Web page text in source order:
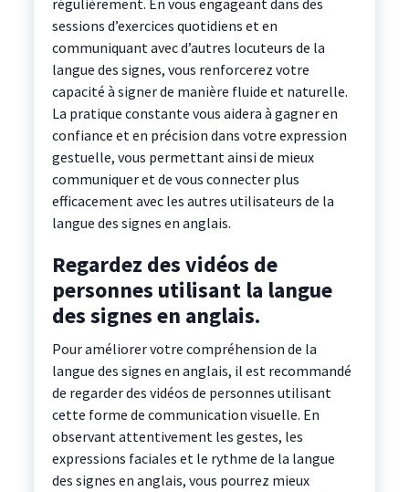
régulièrement. En vous engageant dans des
sessions d’exercices quotidiens et en
communiquant avec d’autres locuteurs de la
langue des signes, vous renforcerez votre
capacité à signer de manière fluide et naturelle.
La pratique constante vous aidera à gagner en
confiance et en précision dans votre expression
gestuelle, vous permettant ainsi de mieux
communiquer et de vous connecter plus
efficacement avec les autres utilisateurs de la
langue des signes en anglais.
Regardez des vidéos de
personnes utilisant la langue
des signes en anglais.
Pour améliorer votre compréhension de la
langue des signes en anglais, il est recommandé
de regarder des vidéos de personnes utilisant
cette forme de communication visuelle. En
observant attentivement les gestes, les
expressions faciales et le rythme de la langue
des signes en anglais, vous pourrez mieux